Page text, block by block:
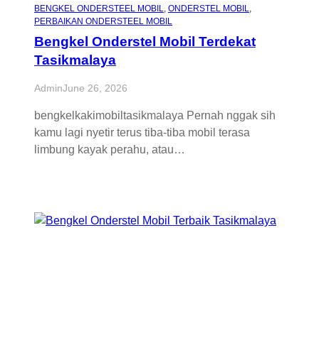
BENGKEL ONDERSTEEL MOBIL, ONDERSTEL MOBIL
PERBAIKAN ONDERSTEEL MOBIL
Bengkel Onderstel Mobil Terdekat
Tasikmalaya
AdminJune 26, 2026
bengkelkakimobiltasikmalaya Pernah nggak sih
kamu lagi nyetir terus tiba-tiba mobil terasa
limbung kayak perahu, atau…